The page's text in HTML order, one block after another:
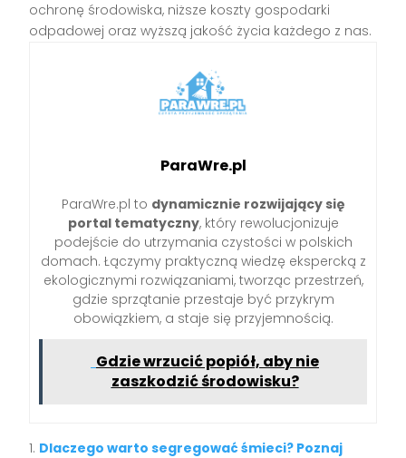
ochronę środowiska, niższe koszty gospodarki
odpadowej oraz wyższą jakość życia każdego z nas.
ParaWre.pl
ParaWre.pl to dynamicznie rozwijający się
portal tematyczny, który rewolucjonizuje
podejście do utrzymania czystości w polskich
domach. Łączymy praktyczną wiedzę ekspercką z
ekologicznymi rozwiązaniami, tworząc przestrzeń,
gdzie sprzątanie przestaje być przykrym
obowiązkiem, a staje się przyjemnością.
Gdzie wrzucić popiół, aby nie
zaszkodzić środowisku?
Dlaczego warto segregować śmieci? Poznaj